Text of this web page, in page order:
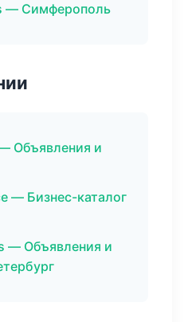
— Симферополь
Объявления и
— Бизнес-каталог
— Объявления и